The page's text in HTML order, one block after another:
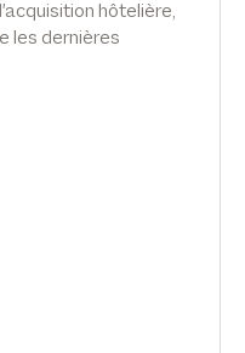
hôtelière,
les dernières